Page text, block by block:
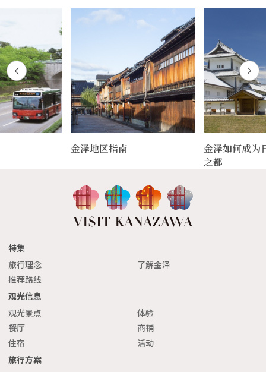
金泽地区指南
金泽如何成为
之都
特集
旅行理念
了解金泽
推荐路线
观光信息
观光景点
体验
餐厅
商铺
住宿
活动
旅行方案